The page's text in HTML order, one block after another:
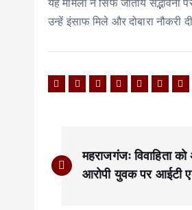
यह मामला न सिर्फ जातीय सद्भावना
उन्हें इंसाफ मिले और दोबारा नौकरी
o
महराजगंजः विवाहिता
आरोपी युवक पर आईटी